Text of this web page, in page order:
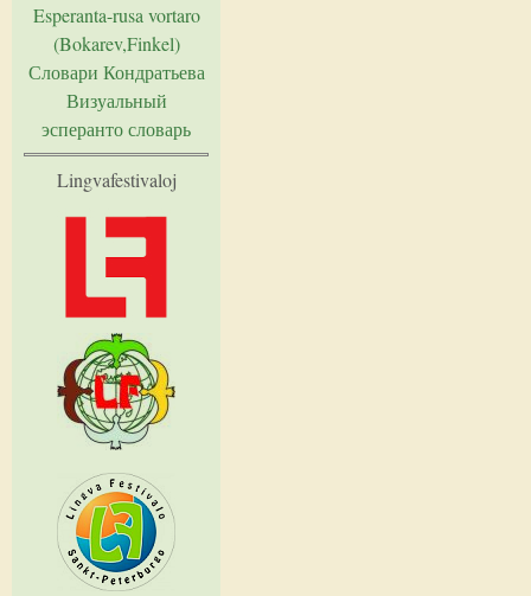
Esperanta-rusa vortaro
(Bokarev,Finkel)
Словари Кондратьева
Визуальный
эсперанто словарь
Lingvafestivaloj